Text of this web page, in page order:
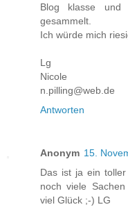
Blog klasse
gesammelt.
Ich würde mich
Lg
Nicole
n.pilling@web.de
Antworten
Anonym 15.
Das ist ja ein
noch viele
viel Glück ;-) LG